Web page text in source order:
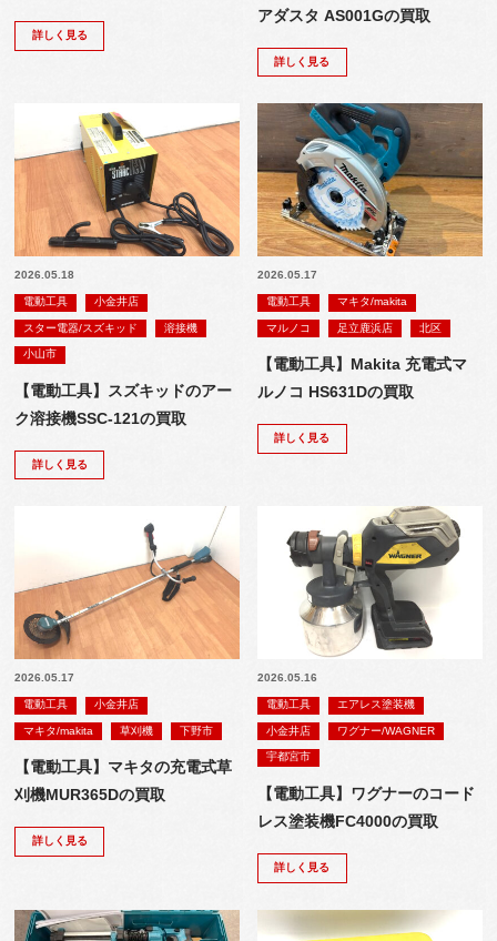
詳しく見る
アダスタ AS001Gの買取
詳しく見る
2026.05.18
電動工具 小金井店
スター電器/スズキッド 溶接機
小山市
【電動工具】スズキッドのアー
ク溶接機SSC-121の買取
詳しく見る
2026.05.17
電動工具 マキタ/makita
マルノコ 足立鹿浜店 北区
【電動工具】Makita 充電式マ
ルノコ HS631Dの買取
詳しく見る
2026.05.17
電動工具 小金井店
マキタ/makita 草刈機 下野市
【電動工具】マキタの充電式草
刈機MUR365Dの買取
詳しく見る
2026.05.16
電動工具 エアレス塗装機
小金井店 ワグナー/WAGNER
宇都宮市
【電動工具】ワグナーのコード
レス塗装機FC4000の買取
詳しく見る